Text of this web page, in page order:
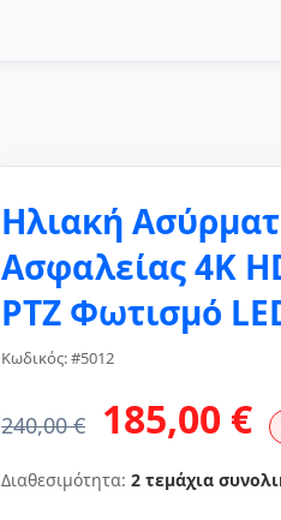
Ηλιακή
Ασφαλείας 4K
PTZ Φωτισμό
Κωδικός: #5012
240,00 € 185,00 €
Διαθεσιμότητα: 2 τεμάχια